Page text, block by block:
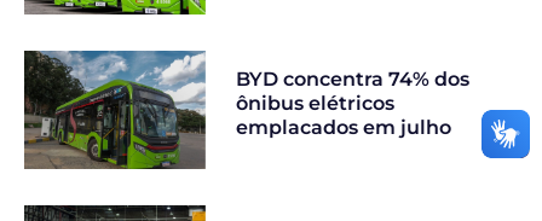
BYD concentra 74% dos
ônibus elétricos
emplacados em julho